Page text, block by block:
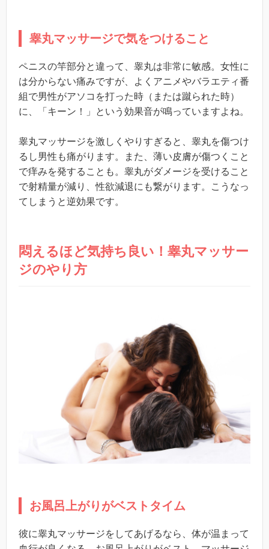
睾丸マッサージで気をつけること
ペニスの竿部分と違って、睾丸は非常に敏感。女性に
は分からない痛みですが、よくアニメやバラエティ番
組で男性がアソコを打った時（または蹴られた時）
に、「キーン！」という効果音が鳴っていますよね。
睾丸マッサージを激しくやりすぎると、睾丸を傷つけ
るし男性も痛がります。また、薄い皮膚が傷つくこと
で痒みを発することも。睾丸がダメージを受けること
で射精量が減り、性欲減退にも繋がります。こうなっ
てしまうと逆効果です。
悶えるほど気持ち良い！睾丸マッサー
ジのやり方
お風呂上がりがベストタイム
彼に睾丸マッサージをしてあげるなら、体が温まって